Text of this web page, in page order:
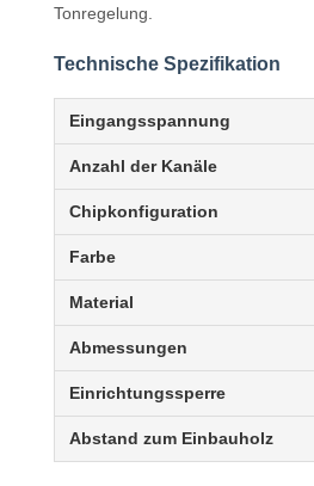
Tonregelung.
Technische Spezifikation
Eingangsspannung
Anzahl der Kanäle
Chipkonfiguration
Farbe
Material
Abmessungen
Einrichtungssperre
Abstand zum Einbauholz